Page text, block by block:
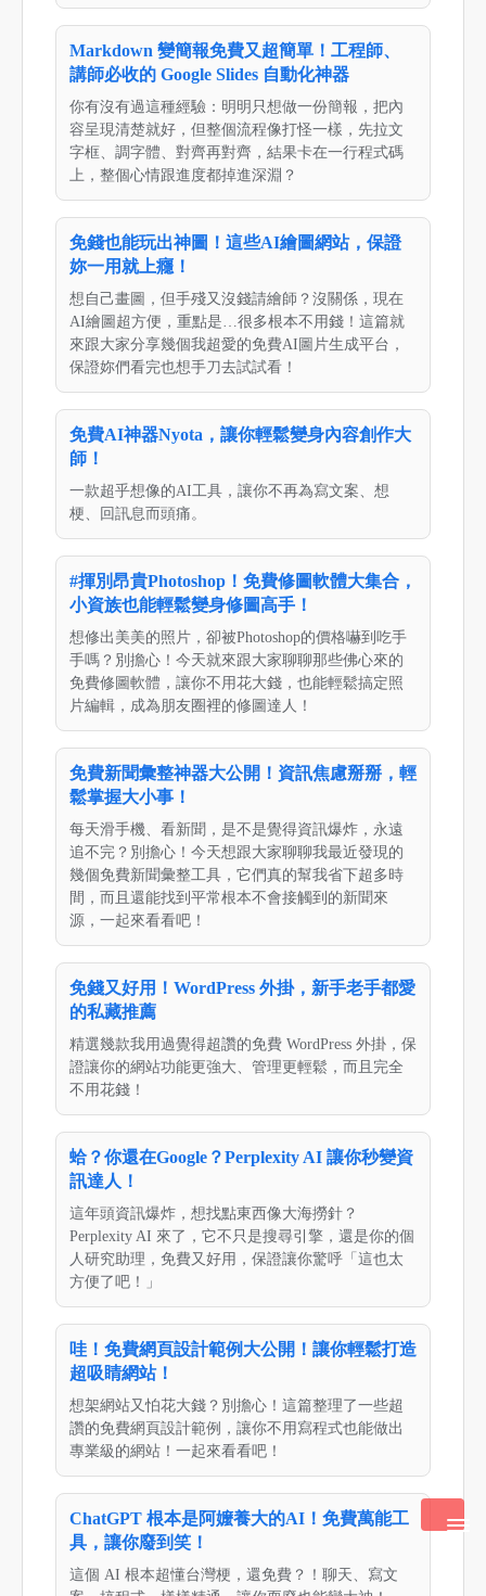
Markdown 變簡報免費又超簡單！工程師、
講師必收的 Google Slides 自動化神器
你有沒有過這種經驗：明明只想做一份簡報，把內
容呈現清楚就好，但整個流程像打怪一樣，先拉文
字框、調字體、對齊再對齊，結果卡在一行程式碼
上，整個心情跟進度都掉進深淵？
免錢也能玩出神圖！這些AI繪圖網站，保證
妳一用就上癮！
想自己畫圖，但手殘又沒錢請繪師？沒關係，現在
AI繪圖超方便，重點是…很多根本不用錢！這篇就
來跟大家分享幾個我超愛的免費AI圖片生成平台，
保證妳們看完也想手刀去試試看！
免費AI神器Nyota，讓你輕鬆變身內容創作大
師！
一款超乎想像的AI工具，讓你不再為寫文案、想
梗、回訊息而頭痛。
#揮別昂貴Photoshop！免費修圖軟體大集合，
小資族也能輕鬆變身修圖高手！
想修出美美的照片，卻被Photoshop的價格嚇到吃手
手嗎？別擔心！今天就來跟大家聊聊那些佛心來的
免費修圖軟體，讓你不用花大錢，也能輕鬆搞定照
片編輯，成為朋友圈裡的修圖達人！
免費新聞彙整神器大公開！資訊焦慮掰掰，輕
鬆掌握大小事！
每天滑手機、看新聞，是不是覺得資訊爆炸，永遠
追不完？別擔心！今天想跟大家聊聊我最近發現的
幾個免費新聞彙整工具，它們真的幫我省下超多時
間，而且還能找到平常根本不會接觸到的新聞來
源，一起來看看吧！
免錢又好用！WordPress 外掛，新手老手都愛
的私藏推薦
精選幾款我用過覺得超讚的免費 WordPress 外掛，保
證讓你的網站功能更強大、管理更輕鬆，而且完全
不用花錢！
蛤？你還在Google？Perplexity AI 讓你秒變資
訊達人！
這年頭資訊爆炸，想找點東西像大海撈針？
Perplexity AI 來了，它不只是搜尋引擎，還是你的個
人研究助理，免費又好用，保證讓你驚呼「這也太
方便了吧！」
哇！免費網頁設計範例大公開！讓你輕鬆打造
超吸睛網站！
想架網站又怕花大錢？別擔心！這篇整理了一些超
讚的免費網頁設計範例，讓你不用寫程式也能做出
專業級的網站！一起來看看吧！
ChatGPT 根本是阿嬤養大的AI！免費萬能工
具，讓你廢到笑！
這個 AI 根本超懂台灣梗，還免費？！聊天、寫文